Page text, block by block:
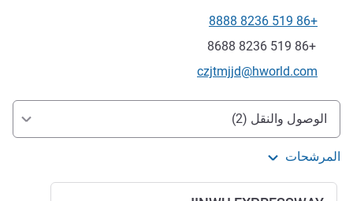
الهاتف
+86 519 8236 8888
فاكس
+86 519 8236 8688
تواصل معنا عبر البريد الإلكتروني
czjtmjjd@hworld.com
الوصول والتنقل
الوصول والنقل (2)
المرشحات